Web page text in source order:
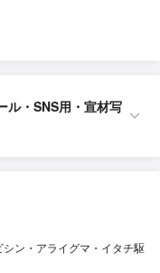
ル・SNS用・宣材写
ン・アライグマ・イタチ駆